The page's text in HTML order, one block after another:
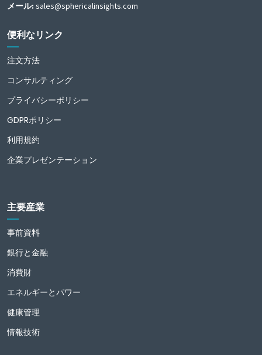
メール: sales@sphericalinsights.com
便利なリンク
注文方法
コンサルティング
プライバシーポリシー
GDPRポリシー
利用規約
企業プレゼンテーション
主要産業
事前資料
銀行と金融
消費財
エネルギーとパワー
健康管理
情報技術